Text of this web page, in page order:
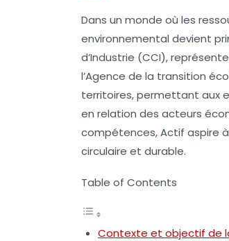
Dans un monde où les
environnemental devient
d’Industrie (CCI),
l’Agence de la transition
territoires, permettant aux
en relation des acteurs
compétences, Actif aspire
circulaire et durable.
Table of Contents
Contexte et objectif de